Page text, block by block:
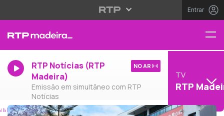
Entrar
RTP Notícias (RTP
Madeira)
Emissão em simultâneo com RTP
Notícias
NO AR
TV
RTP